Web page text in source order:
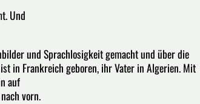
Und
und Sprachlosigkeit gemacht und über die
ist in Frankreich geboren, ihr Vater in Algerien. Mit
auf
vorn.